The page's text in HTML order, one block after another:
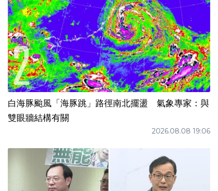
白海豚颱風「海豚跳」路徑南北擺盪 氣象專家：與
雙眼牆結構有關
2026.08.08 19:06